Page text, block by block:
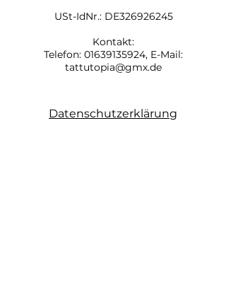
USt-IdNr.: DE326926245
Kontakt:
Telefon: 01639135924, E-Mail:
tattutopia@gmx.de
Datenschutzerklärung